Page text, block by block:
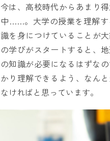
今は、高校時代からあまり
中……。大学の授業を理解す
識を身につけていることが
の学びがスタートすると、
の知識が必要になるはずな
かり理解できるよう、なん
なければと思っています。